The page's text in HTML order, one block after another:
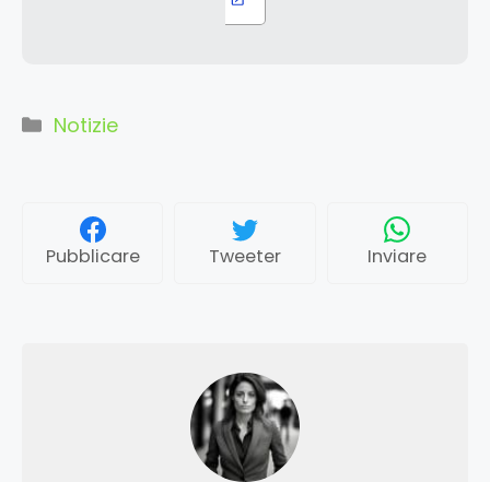
Categorie
Notizie
Pubblicare Tweeter Inviare